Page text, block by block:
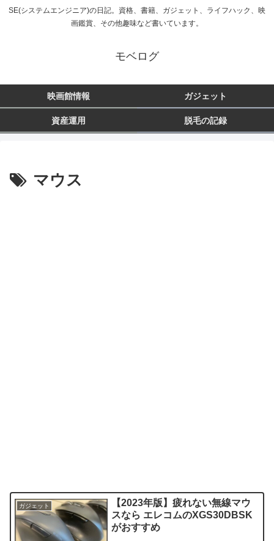
SE(システムエンジニア)の日記。資格、書籍、ガジェット、ライフハック、映
画鑑賞、その他趣味など書いています。
モベログ
映画館情報 ガジェット
資産運用 脱毛の記録
マウス
ガジェット
【2023年版】疲れない無線マウ
スなら エレコムのXGS30DBSK
がおすすめ